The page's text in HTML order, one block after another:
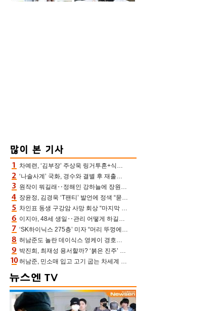
차예련, ‘김부장’ 주상욱 링거투혼+식스팩 비화 “옷 벗는데 아저씨는 안 된다고”(차장금)
‘나솔사계’ 국화, 경수와 결별 후 재출연…첫인상 3표 몰표
원작이 뭐길래‥정해인 강하늘에 장원영까지 참여한 이 영화
장윤정, 김경욱 ‘T팬티’ 발언에 정색 “묻지 않았는데, 그것도 성희롱”(장공장)
차인표 동생 구강암 사망 회상 “마지막 순간 동생 손 잡아준 신애라, 두고두고 고마워” (신애라이프)
이지아, 48세 생일‥관리 어떻게 하길래 놀라운 동안 미모
‘SK하이닉스 275층’ 미자 “머리 뚜껑에서 사, 주식만 안 해도 돈 버는 것”
허남준도 놀란 데이식스 영케이 경호원병 과거 “그냥 돌았던 놈”
박진희, 최재성 용서할까? ‘붉은 진주’ 오늘(7일) 결말 나온다
허남준, 민소매 입고 고기 굽는 차세계 실존…영케이도 감탄한 팔근육(공케이)